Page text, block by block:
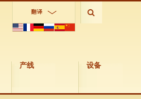
翻译
产线 设备